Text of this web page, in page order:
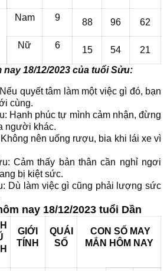
Nam 9 88 96 62
Nữ 6 15 54
21
18/12/2023 của tuổi Sửu:
quyết tâm làm một việc gì đó, bạn
cùng.
Hạnh phúc tự mình cảm nhận, đừng
người khác.
nên uống rượu, bia khi lái xe vì
Cảm thấy bản thân cần nghỉ ngơi
bị kiệt sức.
Dù làm việc gì cũng phải lượng sức
nay 18/12/2023 tuổi Dần
GIỚI
TÍNH
QUÁI
SỐ
CON SỐ MAY
MẮN HÔM NAY